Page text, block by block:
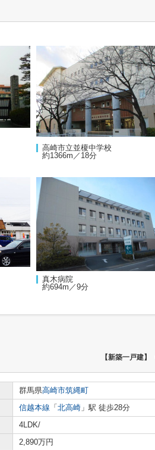
高崎市立並榎中学校
約1366m／18分
真木病院
約694m／9分
【新築一戸建】
群馬県高崎市筑縄町
信越本線 「 北高崎 」駅 徒歩28分
4LDK/
2,890万円